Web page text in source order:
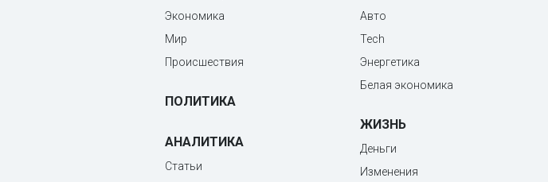
Экономика
Мир
Происшествия
ПОЛИТИКА
АНАЛИТИКА
Статьи
Авто
Tech
Энергетика
Белая экономика
ЖИЗНЬ
Деньги
Изменения